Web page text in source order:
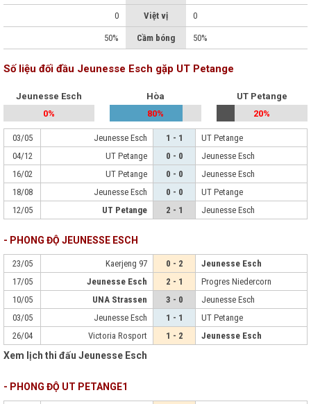
0 Việt vị 0
50% Cầm bóng 50%
Số liệu đối đầu Jeunesse Esch gặp UT Petange
Jeunesse Esch
0%
Hòa
80%
UT Petange
20%
03/05 Jeunesse Esch 1 - 1
UT Petange
04/12
UT Petange 0 - 0
Jeunesse Esch
16/02
UT Petange 0 - 0
Jeunesse Esch
18/08
Jeunesse Esch 0 - 0
UT Petange
12/05
UT Petange 2 - 1 Jeunesse Esch
- PHONG ĐỘ JEUNESSE ESCH
23/05 Kaerjeng 97 0 - 2
Jeunesse Esch
17/05
Jeunesse Esch 2 - 1
Progres Niedercorn
10/05
UNA Strassen 3 - 0
Jeunesse Esch
03/05
Jeunesse Esch 1 - 1
UT Petange
26/04
Victoria Rosport 1 - 2 Jeunesse Esch
Xem lịch thi đấu Jeunesse Esch
- PHONG ĐỘ UT PETANGE1